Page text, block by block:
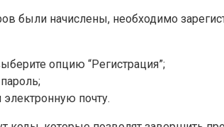
были начислены, необходимо
опцию “Регистрация”;
почту.